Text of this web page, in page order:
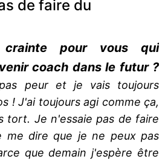
de faire du
pour vous qui
coach dans le futur ?
peur et je vais toujours
! J'ai toujours agi comme ça,
tort. Je n'essaie pas de faire
me dire que je ne peux pas
que demain j'espère être